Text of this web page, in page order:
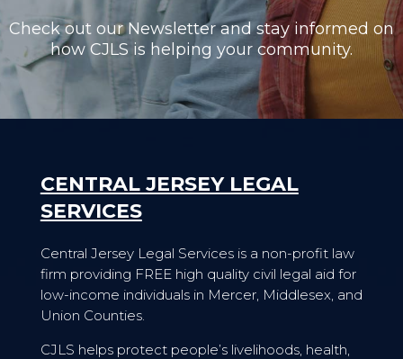
Check out our Newsletter and stay informed on
how CJLS is helping your community.
CENTRAL JERSEY LEGAL
SERVICES
Central Jersey Legal Services is a non-profit law
firm providing FREE high quality civil legal aid for
low-income individuals in Mercer, Middlesex, and
Union Counties.
CJLS helps protect people’s livelihoods, health,